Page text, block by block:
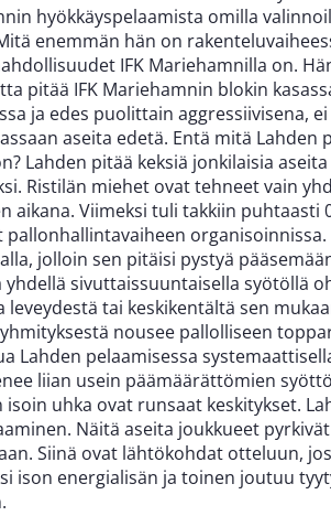
hyökkäyspelaamista omilla
enemmän hän on
IFK Mariehamnilla on.
pitää IFK Mariehamnin blokin
ja edes puolittain aggressiivisena,
aseita edetä. Entä mitä
Lahden pitää keksiä jonkilaisia
Ristilän miehet ovat tehneet vain
aikana. Viimeksi tuli takkiin puhtaasti
pallonhallintavaiheen
jolloin sen pitäisi pystyä
sivuttaissuuntaisella syötöllä
leveydestä tai keskikentältä sen
nousee pallolliseen
Lahden pelaamisessa
liian usein päämäärättömien
uhka ovat runsaat keskitykset.
Näitä aseita joukkueet
Siinä ovat lähtökohdat otteluun,
ison energialisän ja toinen joutuu